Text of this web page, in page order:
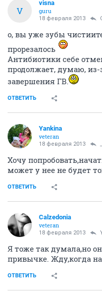
V
visna
guru
18 февраля 2013
о, вы уже зубы
прорезалось
Антибиотики себе
продолжает, думаю, из-
завершения ГВ.
ОТВЕТИТЬ
Yankina
veteran
18 февраля 2013
Хочу
может у нее не будет
ОТВЕТИТЬ
Calzedonia
veteran
18 февраля 2013
Я тоже так думала,но
привычке. Жду,когда
ОТВЕТИТЬ